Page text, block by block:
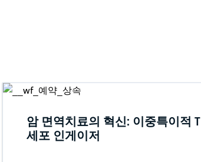
암 면역치료의 혁신: 이중특이적 T
세포 인게이저